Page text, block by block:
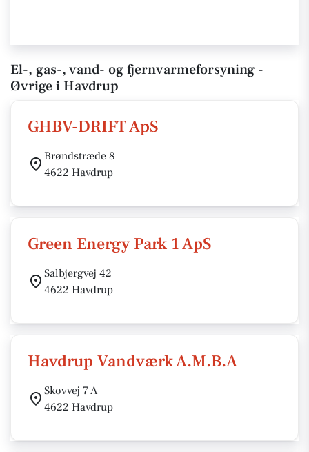
El-, gas-, vand- og fjernvarmeforsyning -
Øvrige i Havdrup
GHBV-DRIFT ApS
Brøndstræde 8
4622 Havdrup
Green Energy Park 1 ApS
Salbjergvej 42
4622 Havdrup
Havdrup Vandværk A.M.B.A
Skovvej 7 A
4622 Havdrup